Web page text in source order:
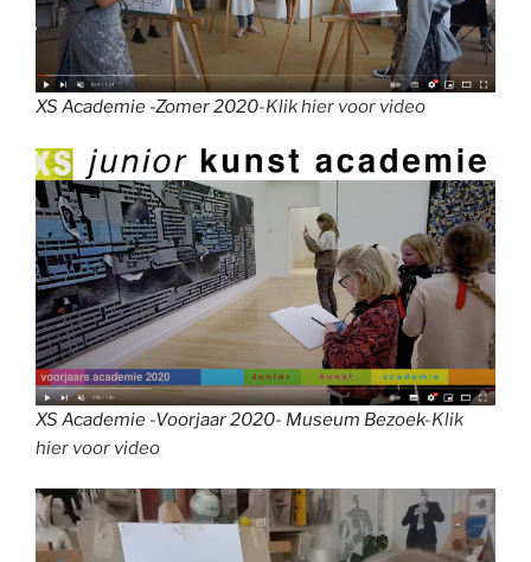
XS Academie -Zomer 2020-Klik hier voor video
XS Academie -Voorjaar 2020- Museum Bezoek-Klik
hier voor video